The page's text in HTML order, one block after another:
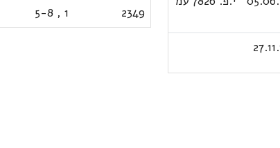
2349
1
,
5-8